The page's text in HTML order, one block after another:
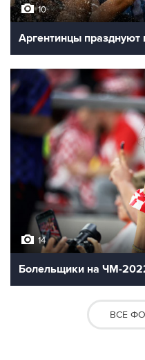
10
Аргентинцы
14
Болельщики на ЧМ-
ВСЕ